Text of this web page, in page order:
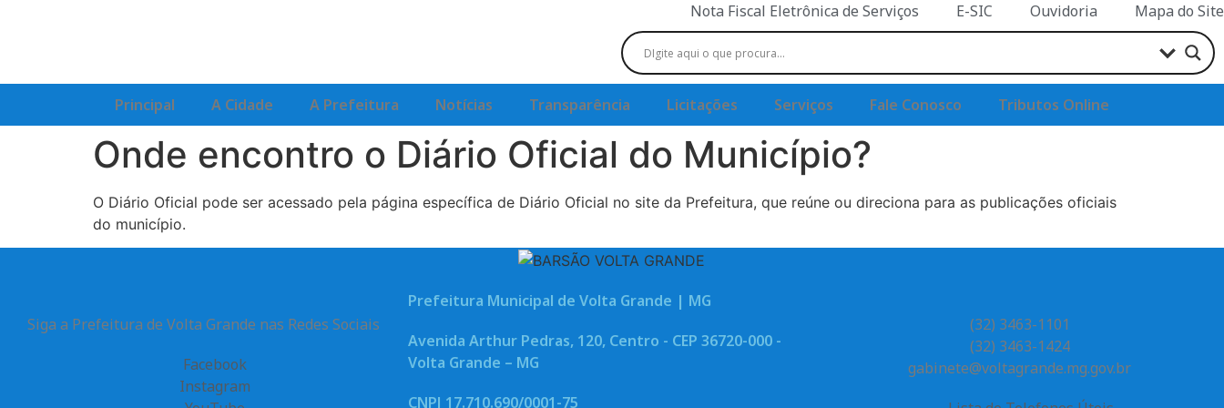
Nota Fiscal Eletrônica de Serviços E-SIC Ouvidoria Mapa do Site
Principal A Cidade A Prefeitura Notícias Transparência Licitações Serviços Fale Conosco Tributos Online
Onde encontro o Diário Oficial do Município?
O Diário Oficial pode ser acessado pela página específica de Diário Oficial no site da Prefeitura, que reúne ou direciona para as publicações oficiais
do município.
Siga a Prefeitura de Volta Grande nas Redes Sociais
Facebook
Instagram
Prefeitura Municipal de Volta Grande | MG
Avenida Arthur Pedras, 120, Centro - CEP 36720-000 -
Volta Grande – MG
CNPJ 17.710.690/0001-75
(32) 3463-1101
(32) 3463-1424
gabinete@voltagrande.mg.gov.br